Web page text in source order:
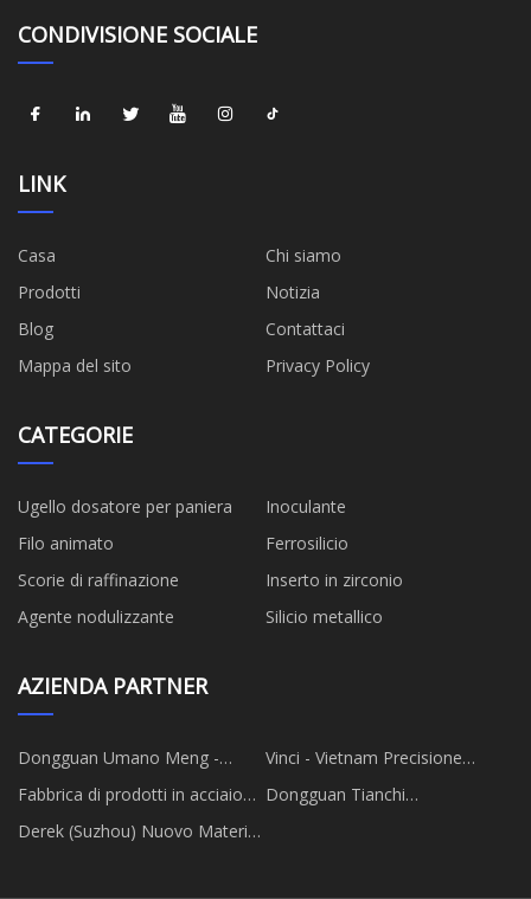
CONDIVISIONE SOCIALE
LINK
Casa
Chi siamo
Prodotti
Notizia
Blog
Contattaci
Mappa del sito
Privacy Policy
CATEGORIE
Ugello dosatore per paniera
Inoculante
Filo animato
Ferrosilicio
Scorie di raffinazione
Inserto in zirconio
Agente nodulizzante
Silicio metallico
AZIENDA PARTNER
Dongguan Umano Meng -
Ruolan Abbigliamento Fabbrica
Vinci - Vietnam Precisione
Fabbrica di prodotti in acciaio
inossidabile taizhou
Dongguan Tianchi
Derek (Suzhou) Nuovo Materiali